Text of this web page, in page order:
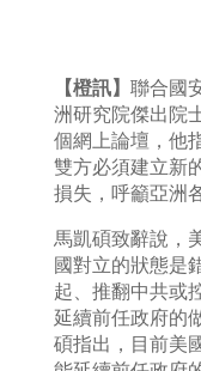
【橙訊】 聯合國
洲研究院傑出院
個網上論壇，他
雙方必須建立新
損失，呼籲亞洲
馬凱碩致辭說，
國對立的狀態是
起、推翻中共或
延續前任政府的
碩指出，目前美